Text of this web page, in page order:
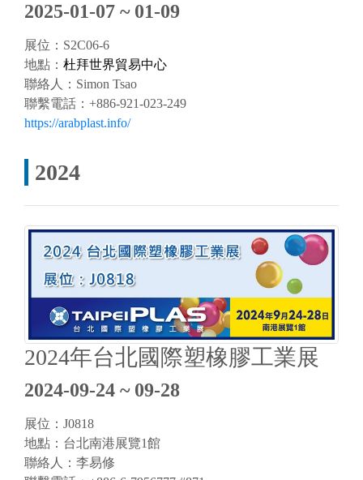
2025-01-07 ~ 01-09
展位：S2C06-6
地點： 杜拜世界貿易中心
聯絡人： Simon Tsao
聯繫電話： +886-921-023-249
https://arabplast.info/
2024
2024年台北國際塑橡膠工業展
2024-09-24 ~ 09-28
展位：J0818
地點：台北南港展覽1館
聯絡人：李易修